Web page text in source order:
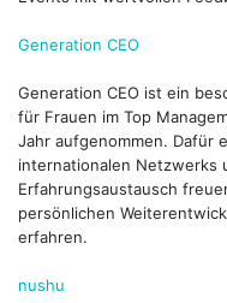
Generation CEO
Generation CEO ist ein
für Frauen im Top
Jahr aufgenommen. Dafür
internationalen Netzwerks
Erfahrungsaustausch
persönlichen
erfahren.
nushu